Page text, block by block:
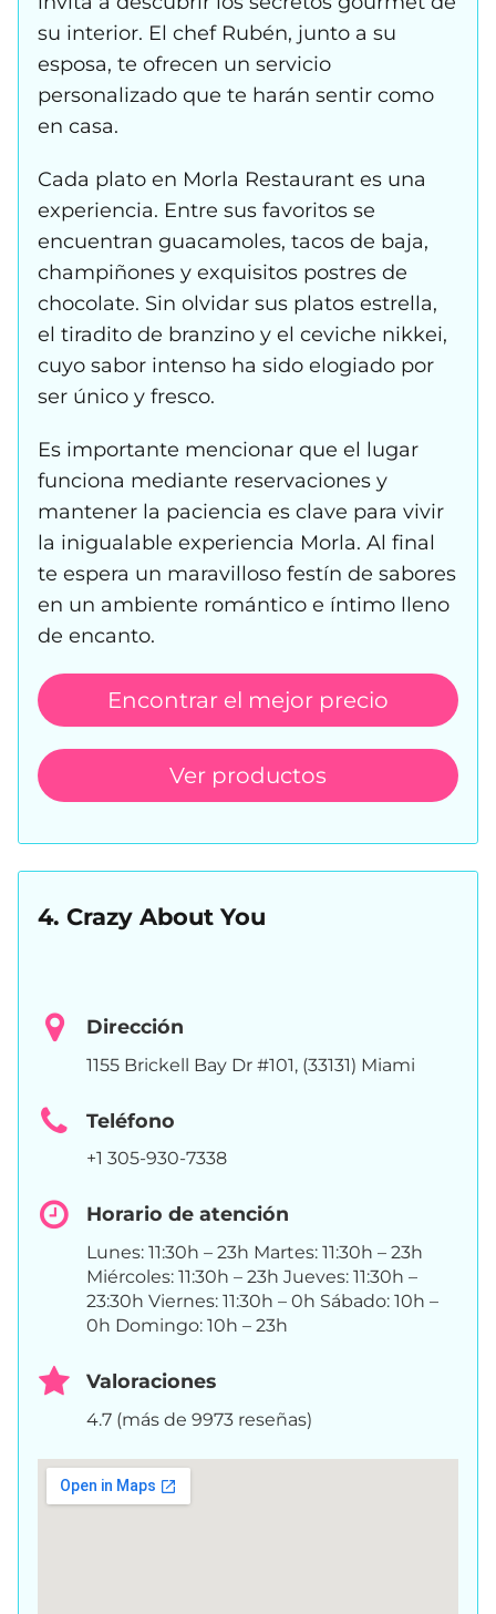
su interior. El chef Rubén, junto a su
esposa, te ofrecen un servicio
personalizado que te harán sentir como
en casa.
Cada plato en Morla Restaurant es una
experiencia. Entre sus favoritos se
encuentran guacamoles, tacos de baja,
champiñones y exquisitos postres de
chocolate. Sin olvidar sus platos estrella,
el tiradito de branzino y el ceviche nikkei,
cuyo sabor intenso ha sido elogiado por
ser único y fresco.
Es importante mencionar que el lugar
funciona mediante reservaciones y
mantener la paciencia es clave para vivir
la inigualable experiencia Morla. Al final
te espera un maravilloso festín de sabores
en un ambiente romántico e íntimo lleno
de encanto.
Encontrar el mejor precio
Ver productos
4. Crazy About You
Dirección
1155 Brickell Bay Dr #101, (33131) Miami
Teléfono
+1 305-930-7338
Horario de atención
Lunes: 11:30h – 23h Martes: 11:30h – 23h
Miércoles: 11:30h – 23h Jueves: 11:30h –
23:30h Viernes: 11:30h – 0h Sábado: 10h –
0h Domingo: 10h – 23h
Valoraciones
4.7 (más de 9973 reseñas)